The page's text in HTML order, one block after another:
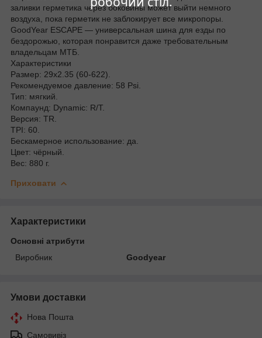
заливки герметика через боковины может выйти немного
воздуха, пока герметик не заблокирует все микропоры.
GoodYear ESCAPE — универсальная шина для езды по
бездорожью, которая понравится даже требовательным
владельцам МТБ.
Характеристики
Размер: 29x2.35 (60-622).
Рекомендуемое давление: 58 Psi.
Тип: мягкий.
Компаунд: Dynamic: R/T.
Версия: TR.
ТPI: 60.
Бескамерное использование: да.
Цвет: чёрный.
Вес: 880 г.
Приховати
Характеристики
Основні атрибути
Виробник
Goodyear
Умови доставки
Нова Пошта
Самовивіз